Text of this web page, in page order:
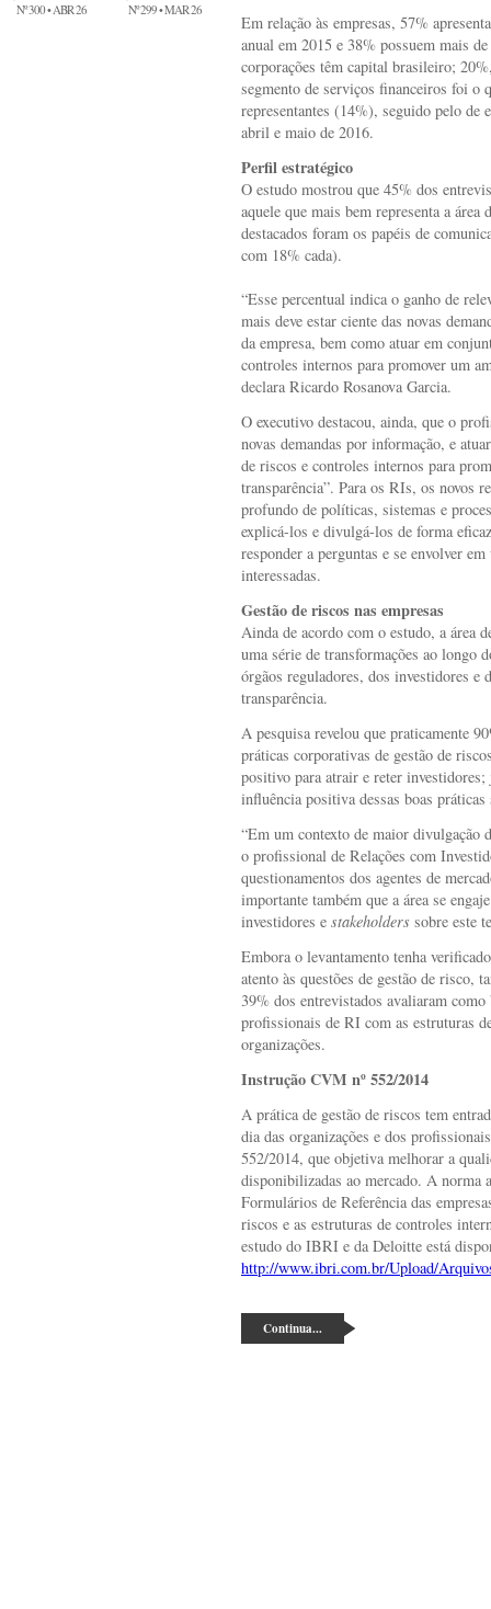
Nº 300 • ABR 26 Nº 299 • MAR 26
Em relação às empresas, 57%
anual em 2015 e 38% possuem mais
corporações têm capital brasileiro;
segmento de serviços financeiros foi o
representantes (14%), seguido pelo
abril e maio de 2016.
Perfil estratégico
O estudo mostrou que 45% dos
aquele que mais bem representa a
destacados foram os papéis de
com 18% cada).
“Esse percentual indica o ganho de
mais deve estar ciente das novas
da empresa, bem como atuar em
controles internos para promover um
declara Ricardo Rosanova Garcia.
O executivo destacou, ainda, que o
novas demandas por informação, e
de riscos e controles internos para
transparência”. Para os RIs, os novos
profundo de políticas, sistemas e
explicá-los e divulgá-los de forma
responder a perguntas e se envolver
interessadas.
Gestão de riscos nas empresas
Ainda de acordo com o estudo, a área
uma série de transformações ao longo
órgãos reguladores, dos investidores e
transparência.
A pesquisa revelou que praticamente
práticas corporativas de gestão de
positivo para atrair e reter
influência positiva dessas boas práticas
“Em um contexto de maior divulgação
o profissional de Relações com
questionamentos dos agentes de
importante também que a área se
investidores e stakeholders sobre este
Embora o levantamento tenha
atento às questões de gestão de risco,
39% dos entrevistados avaliaram
profissionais de RI com as estruturas
organizações.
Instrução CVM nº 552/2014
A prática de gestão de riscos tem
dia das organizações e dos
552/2014, que objetiva melhorar a
disponibilizadas ao mercado. A norma
Formulários de Referência das
riscos e as estruturas de controles
estudo do IBRI e da Deloitte está
http://www.ibri.com.br/Upload/
Continua...